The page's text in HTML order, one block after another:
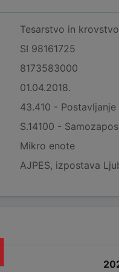
Tesarstvo in
SI 98161725
8173583000
01.04.2018.
43.410 -
S.14100 -
Mikro enote
AJPES, izpostava